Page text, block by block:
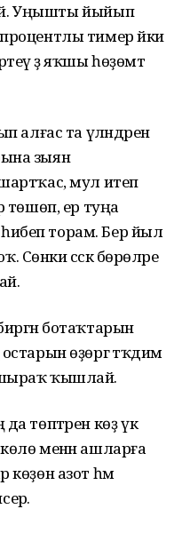
Уңышты йыйып
тимер йәки
ҙә яҡшы һөҙөмтә
алғас та үләндәрен
зыян
мул итеп
төшөп, ер туңа
торам. Бер йыл
сәскә бөрөләре
ботаҡтарын
өҙөргә тәҡдим
ҡышлай.
төптәрен көҙ үк
менән ашларға
көҙөн азот һәм